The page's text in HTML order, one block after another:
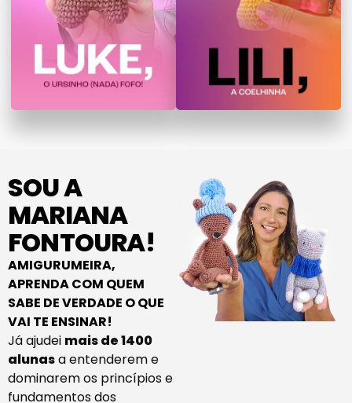
SOU A
MARIANA
FONTOURA!
AMIGURUMEIRA,
APRENDA COM QUEM
SABE DE VERDADE O QUE
VAI TE ENSINAR!
Já ajudei mais de 1400
alunasa entenderem e
dominarem os princípios e
fundamentos dos